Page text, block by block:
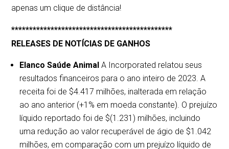
apenas um clique de distância!
*********************************************
RELEASES DE NOTÍCIAS DE GANHOS
Elanco Saúde Animal A Incorporated relatou seus
resultados financeiros para o ano inteiro de 2023. A
receita foi de $4.417 milhões, inalterada em relação
ao ano anterior (+1% em moeda constante). O prejuízo
líquido reportado foi de $(1.231) milhões, incluindo
uma redução ao valor recuperável de ágio de $1.042
milhões, em comparação com um prejuízo líquido de